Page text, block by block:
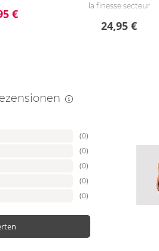
€
la finesse secteur
24,95 €
(0)
(0)
(0)
(0)
(0)